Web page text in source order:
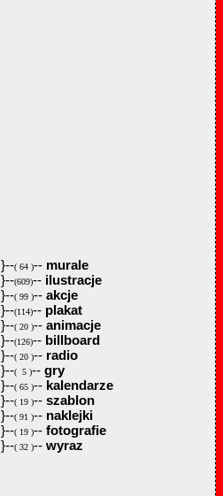
}--( 64 )-- murale
}--(609)-- ilustracje
}--( 99 )-- akcje
}--(114)-- plakat
}--( 20 )-- animacje
}--(126)-- billboard
}--( 20 )-- radio
}--( 5 )-- gry
}--( 65 )-- kalendarze
}--( 19 )-- szablon
}--( 91 )-- naklejki
}--( 19 )-- fotografie
}--( 32 )-- wyraz